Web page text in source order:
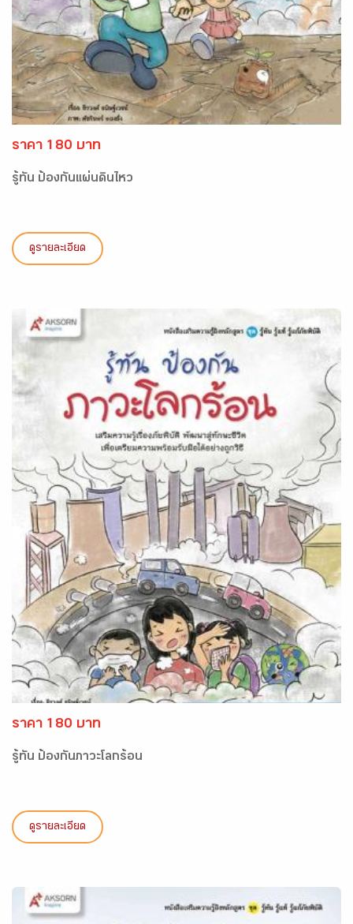
ราคา 180 บาท
รู้ทัน ป้องกันแผ่นดินไหว
ดูรายละเอียด
ราคา 180 บาท
รู้ทัน ป้องกันภาวะโลกร้อน
ดูรายละเอียด